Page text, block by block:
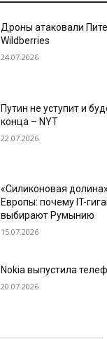
Дроны атаковали
Wildberries
24.07.2026
Путин не уступит и
конца – NYT
22.07.2026
«Силиконовая
Европы: почему IT-
выбирают Румынию
15.07.2026
Nokia выпустила
20.07.2026